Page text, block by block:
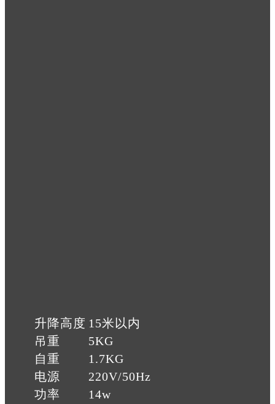
升降高度 15米以内
吊重
5KG
自重
1.7KG
电源
220V/50Hz
功率
14w